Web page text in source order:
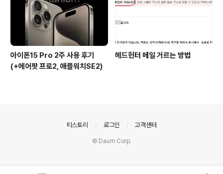
아이폰15 Pro 2주 사용 후기
(+에어팟 프로2, 애플워치SE2)
헤드헌터 메일 거르는 방법
티스토리 로그인 고객센터
© Daum Corp.